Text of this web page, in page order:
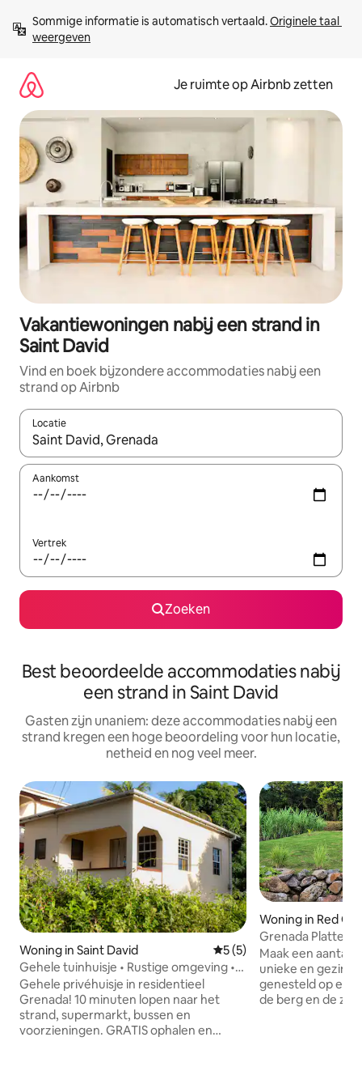
direct
naar
Sommige informatie is automatisch vertaald. Originele taal
weergeven
Je ruimte op Airbnb zetten
Vakantiewoningen nabij een strand in
Saint David
Vind en boek bijzondere accommodaties nabij een
strand op Airbnb
Locatie
Wanneer er suggesties beschikbaar zijn, maak je een keuze
Aankomst
Vertrek
Zoeken
Best beoordeelde accommodaties nabij
een strand in Saint David
Gasten zijn unaniem: deze accommodaties nabij een
strand kregen een hoge beoordeling voor hun locatie,
netheid en nog veel meer.
Woning in Saint David Gemiddelde beoordeling
5 (5)
Gehele tuinhuisje • Rustige omgeving •
GRATIS luchthaven
Gehele privéhuisje in residentieel
Grenada! 10 minuten lopen naar het
strand, supermarkt, bussen en
voorzieningen. GRATIS ophalen en
Woning in Red
Grenada
Maak een aantal
unieke en
genesteld op een
de berg en de